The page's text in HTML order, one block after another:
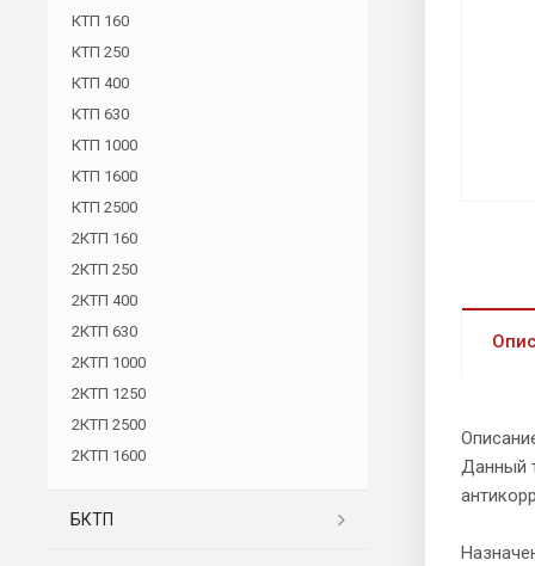
Данный
КТП 160
КТП 250
КТП 400
КТП 630
КТП 1000
КТП 1600
КТП 2500
2КТП 160
2КТП 250
2КТП 400
2КТП 630
2КТП 1000
2КТП 1250
2КТП 2500
2КТП 1600
БКТП